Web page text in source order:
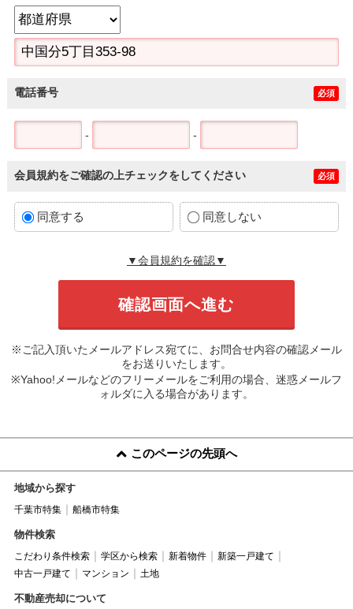
電話番号 必須
- -
会員規約をご確認の上チェックをしてください 必須
同意する 同意しない
▼会員規約を確認▼
※ご記入頂いたメールアドレス宛てに、お問合せ内容の確認メール
をお送りいたします。
※Yahoo!メールなどのフリーメールをご利用の場合、迷惑メールフ
ォルダに入る場合があります。
このページの先頭へ
地域から探す
千葉市特集 船橋市特集
物件検索
こだわり条件検索 学区から検索 新着物件
新築一戸建て
中古一戸建て
マンション 土地
不動産売却について